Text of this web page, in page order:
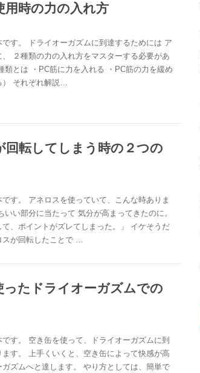
用時の力の入れ方
です。 ドライオーガズムに到達するためには ア
２種類の力の入れ方をマスターする必要があ
類とは ・PC筋に力を入れる ・PC筋の力を緩め
） それぞれ解説…
回転してしまう時の２つの
です。 アネロスを使っていて、こんな時ありま
いい部分に当たって 気分が高まってきたのに。
て、ポイントがズレてしまった。」 イケそうだ
スが回転したことで …
ったドライオーガズムでの
す。 空き缶を使って、ドライオーガズムに到
す。 上手くいくと、空き缶によって快感が高
ガズムへと達します。 やり方としては、簡単で